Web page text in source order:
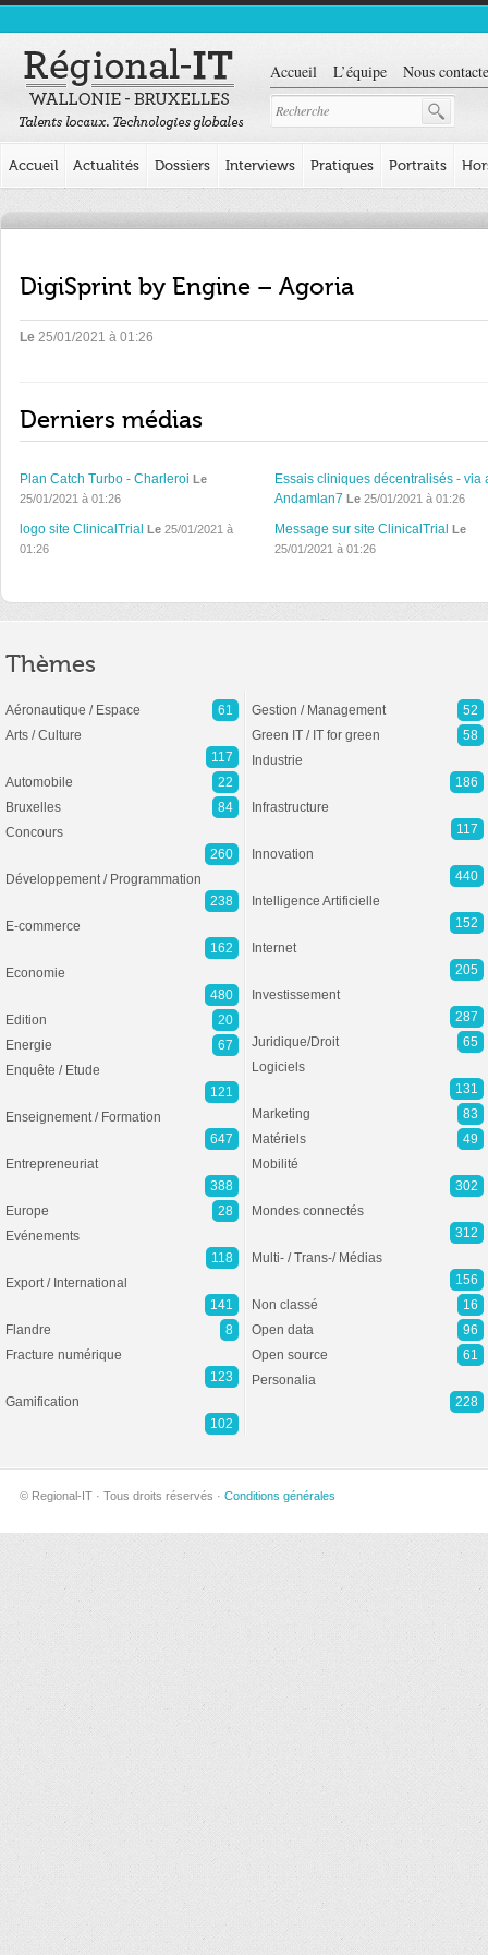
Accueil L’équipe Nous
Accueil Actualités Dossiers Interviews Pratiques Portraits
DigiSprint by Engine – Agoria
Le 25/01/2021 à 01:26
Derniers médias
Plan Catch Turbo - Charleroi Le
25/01/2021 à 01:26
Essais cliniques décentralisés - via
Andamlan7 Le25/01/2021 à 01:26
logo site ClinicalTrial Le 25/01/2021 à
01:26
Message sur site ClinicalTrial Le
25/01/2021 à 01:26
Thèmes
Aéronautique / Espace
61
Arts / Culture
117
Automobile
22
Bruxelles
84
Concours
260
Développement / Programmation
238
E-commerce
162
Economie
480
Edition
20
Energie
67
Enquête / Etude
121
Enseignement / Formation
647
Entrepreneuriat
388
Europe
28
Evénements
118
Export / International
141
Flandre
8
Fracture numérique
123
Gamification
102
Gestion / Management
52
Green IT / IT for green
58
Industrie
186
Infrastructure
117
Innovation
440
Intelligence Artificielle
152
Internet
205
Investissement
287
Juridique/Droit
65
Logiciels
131
Marketing
83
Matériels
49
Mobilité
302
Mondes connectés
312
Multi- / Trans-/ Médias
156
Non classé
16
Open data
96
Open source
61
Personalia
228
© Regional-IT · Tous droits réservés · Conditions générales